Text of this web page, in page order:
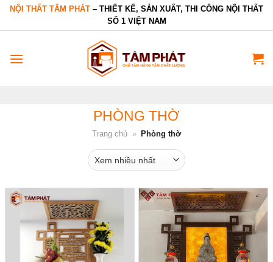
Bỏ
dung
NỘI THẤT TÂM PHÁT – THIẾT KẾ, SẢN XUẤT, THI CÔNG NỘI THẤT
SỐ 1 VIỆT NAM
PHÒNG THỜ
Trang chủ » Phòng thờ